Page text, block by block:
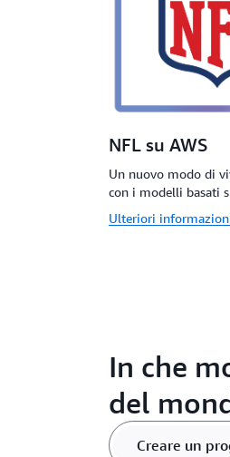
NFL su AWS
Un nuovo modo di
con i modelli basati
Ulteriori
In che
del
Creare un